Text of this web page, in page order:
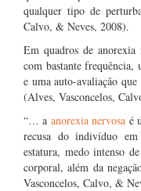
qualquer tipo de
Calvo, & Neves, 2008).
Em quadros de
com bastante frequência,
e uma auto-avaliação
(Alves, Vasconcelos,
“… a anorexia nervosa é
recusa do indivíduo
estatura, medo intenso
corporal, além da
Vasconcelos, Calvo, &